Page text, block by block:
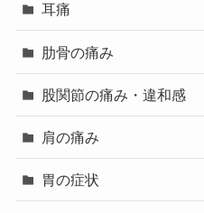
耳痛
肋骨の痛み
股関節の痛み・違和感
肩の痛み
胃の症状